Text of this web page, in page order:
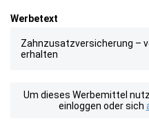
Werbetext
Zahnzusatzversicherung –
erhalten
Um dieses Werbemittel
einloggen oder sich